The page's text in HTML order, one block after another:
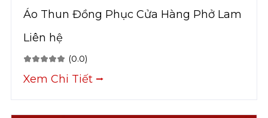
Áo Thun Đồng Phục Cửa Hàng Phở Lam
Liên hệ
(0.0)
Xem Chi Tiết ⭢